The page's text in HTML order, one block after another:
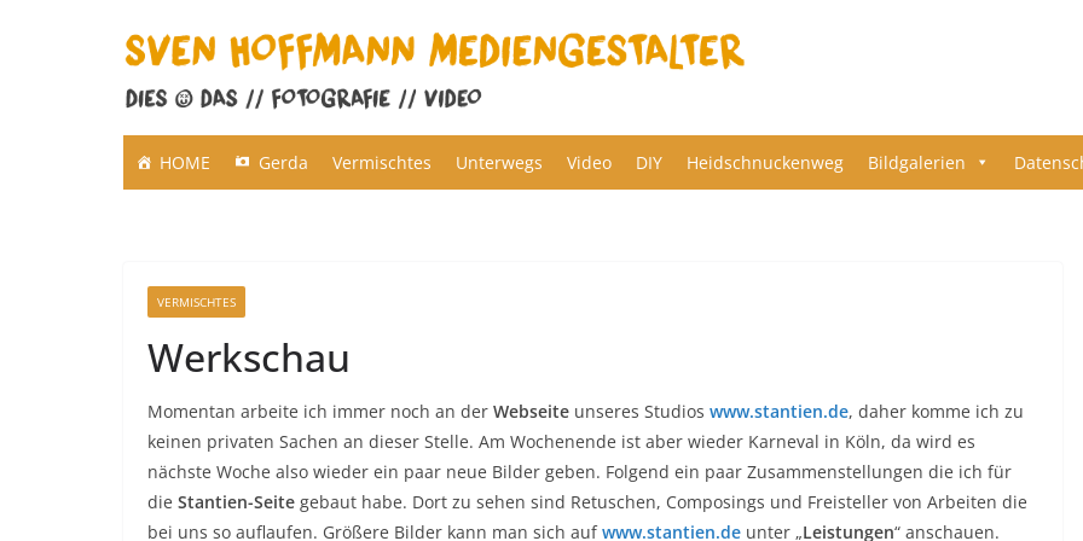
HOME Gerda Vermischtes Unterwegs Video DIY Heidschnuckenweg Bildgalerien
VERMISCHTES
Werkschau
Momentan arbeite ich immer noch an der Webseite unseres Studios www.stantien.de, daher komme ich zu
keinen privaten Sachen an dieser Stelle. Am Wochenende ist aber wieder Karneval in Köln, da wird es
nächste Woche also wieder ein paar neue Bilder geben. Folgend ein paar Zusammenstellungen die ich für
die Stantien-Seite gebaut habe. Dort zu sehen sind Retuschen, Composings und Freisteller von Arbeiten die
bei uns so auflaufen. Größere Bilder kann man sich aufwww.stantien.de unter „Leistungen“ anschauen.